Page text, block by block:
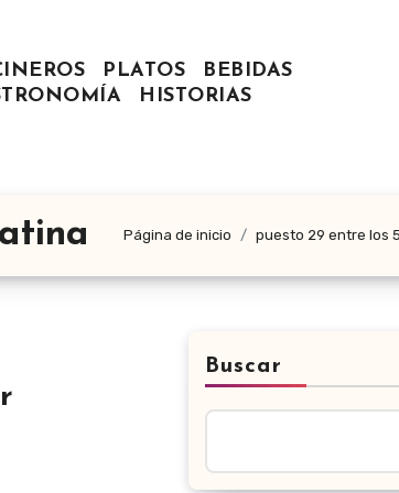
PLATOS
BEBIDAS
HISTORIAS
Página de inicio puesto 29 entre los
Buscar